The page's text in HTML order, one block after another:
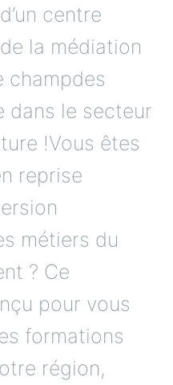
centre
la médiation
champdes
dans le secteur
!Vous êtes
reprise
métiers du
? Ce
pour vous
formations
région,